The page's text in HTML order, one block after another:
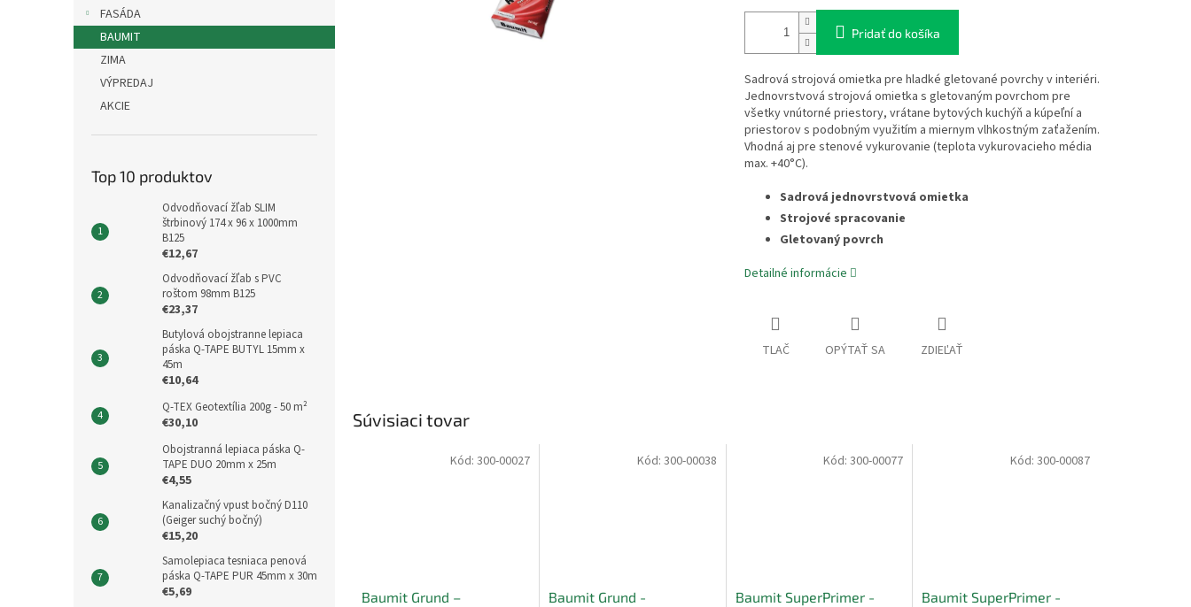
FASÁDA
BAUMIT
ZIMA
VÝPREDAJ
AKCIE
Top 10 produktov
Odvodňovací žľab SLIM
štrbinový 174 x 96 x 1000mm
B125
€12,67
Odvodňovací žľab s PVC
roštom 98mm B125
€23,37
Butylová obojstranne lepiaca
páska Q-TAPE BUTYL 15mm x
45m
€10,64
Q-TEX Geotextília 200g - 50 m²
€30,10
Obojstranná lepiaca páska Q-
TAPE DUO 20mm x 25m
€4,55
Kanalizačný vpust bočný D110
(Geiger suchý bočný)
€15,20
Samolepiaca tesniaca penová
páska Q-TAPE PUR 45mm x 30m
€5,69
Pridať do košíka
Sadrová strojová omietka pre hladké gletované povrchy v interiéri.
Jednovrstvová strojová omietka s gletovaným povrchom pre
všetky vnútorné priestory, vrátane bytových kuchýň a kúpeľní a
priestorov s podobným využitím a miernym vlhkostným zaťažením.
Vhodná aj pre stenové vykurovanie (teplota vykurovacieho média
max. +40°C).
Sadrová jednovrstvová omietka
Strojové spracovanie
Gletovaný povrch
Detailné informácie
TLAČ OPÝTAŤ SA ZDIEĽAŤ
Súvisiaci tovar
Baumit Grund –
Kód: 300-00027
Baumit Grund -
Kód: 300-00038
Baumit SuperPrimer -
Kód:300-00077
Baumit SuperPrimer -
Kód: 300-00087